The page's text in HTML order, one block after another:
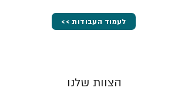
<< לעמוד העבודות
הצוות שלנו